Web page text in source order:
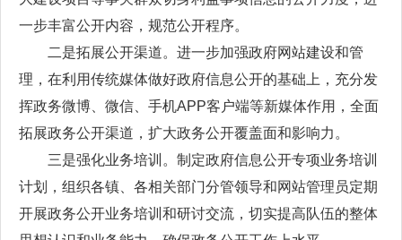
一步丰富公开内容，规范公开程序。
二是拓展公开渠道。进一步加强政府网站建设和管
理，在利用传统媒体做好政府信息公开的基础上，充分发
挥政务微博、微信、手机APP客户端等新媒体作用，全面
拓展政务公开渠道，扩大政务公开覆盖面和影响力。
三是强化业务培训。制定政府信息公开专项业务培训
计划，组织各镇、各相关部门分管领导和网站管理员定期
开展政务公开业务培训和研讨交流，切实提高队伍的整体